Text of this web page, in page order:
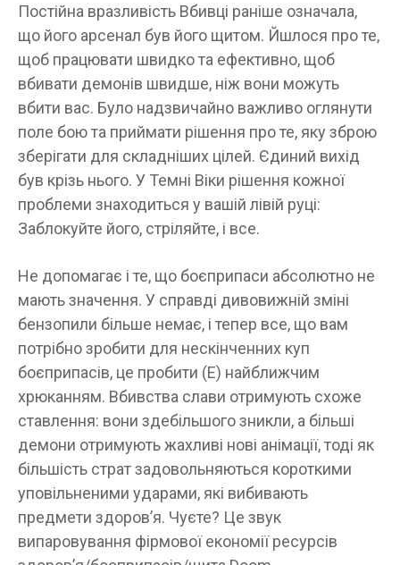
Постійна вразливість Вбивці раніше означала,
що його арсенал був його щитом. Йшлося про те,
щоб працювати швидко та ефективно, щоб
вбивати демонів швидше, ніж вони можуть
вбити вас. Було надзвичайно важливо оглянути
поле бою та приймати рішення про те, яку зброю
зберігати для складніших цілей. Єдиний вихід
був крізь нього. У Темні Віки рішення кожної
проблеми знаходиться у вашій лівій руці:
Заблокуйте його, стріляйте, і все.
Не допомагає і те, що боєприпаси абсолютно не
мають значення. У справді дивовижній зміні
бензопили більше немає, і тепер все, що вам
потрібно зробити для нескінченних куп
боєприпасів, це пробити (E) найближчим
хрюканням. Вбивства слави отримують схоже
ставлення: вони здебільшого зникли, а більші
демони отримують жахливі нові анімації, тоді як
більшість страт задовольняються короткими
уповільненими ударами, які вибивають
предмети здоров’я. Чуєте? Це звук
випаровування фірмової економії ресурсів